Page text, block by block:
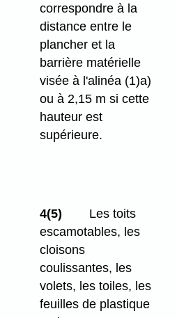
correspondre à la
distance entre le
plancher et la
barrière matérielle
visée à l'alinéa (1)a)
ou à 2,15 m si cette
hauteur est
supérieure.
4(5)
Les toits
escamotables, les
cloisons
coulissantes, les
volets, les toiles, les
feuilles de plastique